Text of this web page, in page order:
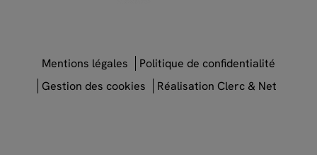
Mentions légales
Politique de confidentialité
Gestion des cookies
Réalisation Clerc & Net